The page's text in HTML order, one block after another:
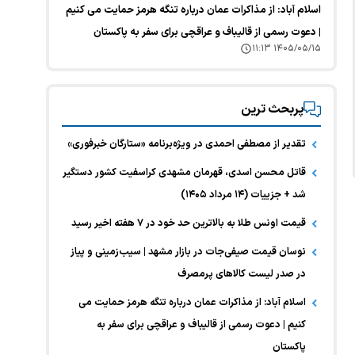
اسلام آباد: از مذاکرات عمان درباره تنگه هرمز حمایت می کنیم
| دعوت رسمی از قالیباف و عراقچی برای سفر به پاکستان
۱۴۰۵/۰۵/۱۵ ۱۱:۱۳
پربحث ترین
تقدیر از مصطفی احمدی در ویژه‌برنامه «ستارگان خبرفوری»
قاتل محسن اسدی، قهرمان مشهدی کراسفیت کشور دستگیر
شد + جزییات (۱۴ مرداد ۱۴۰۵)
قیمت اونس طلا به بالاترین حد خود در ۷ هفته اخیر رسید
نوسان قیمت صیفی‌جات در بازار مشهد | سیب‌زمینی و پیاز
در صدر لیست کالا‌های پرمصرف
اسلام آباد: از مذاکرات عمان درباره تنگه هرمز حمایت می
کنیم | دعوت رسمی از قالیباف و عراقچی برای سفر به
پاکستان